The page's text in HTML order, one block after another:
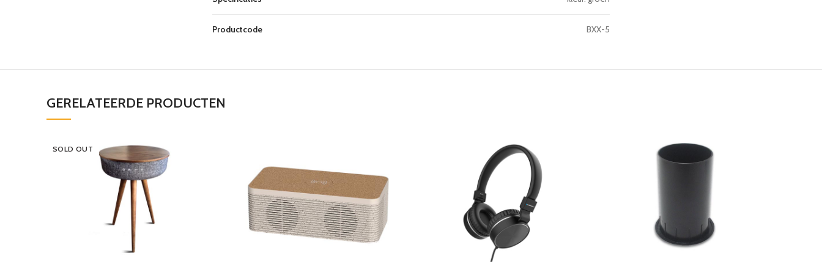
Productcode BXX-5
GERELATEERDE PRODUCTEN
SOLD OUT